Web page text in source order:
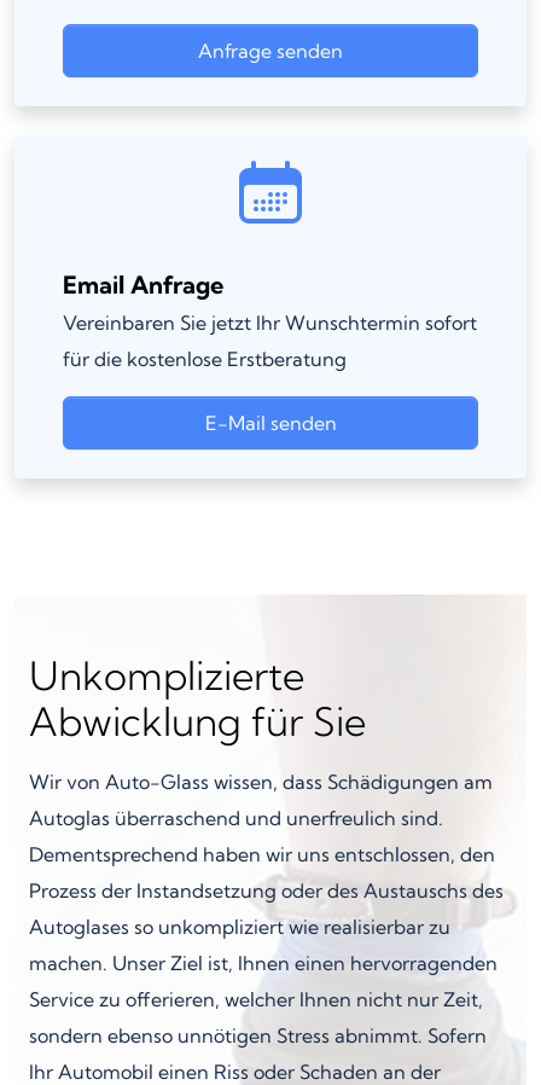
Anfrage senden
Email Anfrage
Vereinbaren Sie jetzt Ihr Wunschtermin sofort
für die kostenlose Erstberatung
E-Mail senden
Unkomplizierte
Abwicklung für Sie
Wir von Auto-Glass wissen, dass Schädigungen am
Autoglas überraschend und unerfreulich sind.
Dementsprechend haben wir uns entschlossen, den
Prozess der Instandsetzung oder des Austauschs des
Autoglases so unkompliziert wie realisierbar zu
machen. Unser Ziel ist, Ihnen einen hervorragenden
Service zu offerieren, welcher Ihnen nicht nur Zeit,
sondern ebenso unnötigen Stress abnimmt. Sofern
Ihr Automobil einen Riss oder Schaden an der